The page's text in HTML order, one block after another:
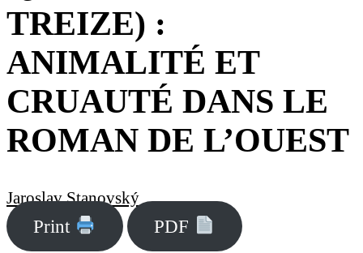
TREIZE) :
ANIMALITÉ ET
CRUAUTÉ DANS LE
ROMAN DE L’OUEST
Jaroslav Stanovský
Print PDF